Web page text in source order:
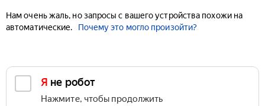
Нам очень жаль, но запросы с вашего устройства похожи на
автоматические.
Почему это могло произойти?
Я не робот
Нажмите, чтобы продолжить